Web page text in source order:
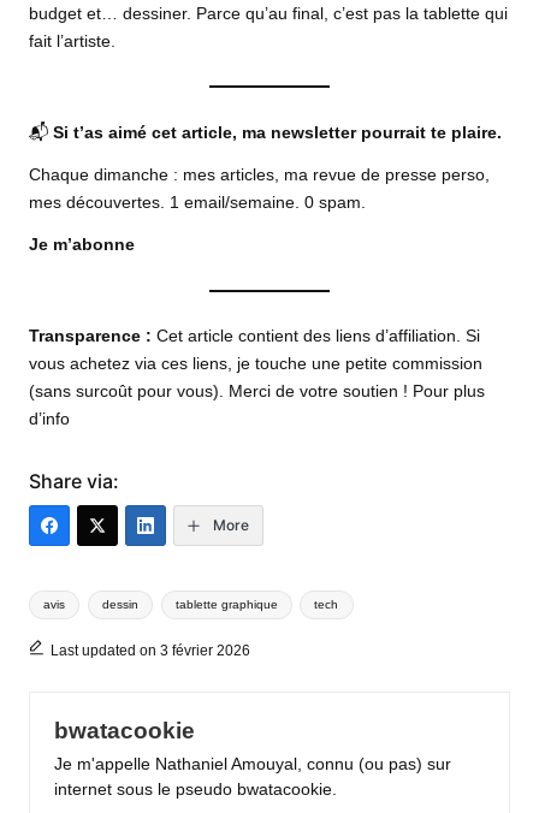
budget et… dessiner. Parce qu’au final, c’est pas la tablette qui
fait l’artiste.
📬 Si t’as aimé cet article, ma newsletter pourrait te plaire.
Chaque dimanche : mes articles, ma revue de presse perso,
mes découvertes. 1 email/semaine. 0 spam.
Je m’abonne
Transparence : Cet article contient des liens d’affiliation. Si
vous achetez via ces liens, je touche une petite commission
(sans surcoût pour vous). Merci de votre soutien ! Pour plus
d’info
Share via:
More
Tags:
avis dessin tablette graphique tech
Last updated on 3 février 2026
bwatacookie
Je m'appelle Nathaniel Amouyal, connu (ou pas) sur
internet sous le pseudo bwatacookie.